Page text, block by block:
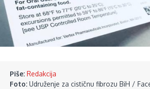
Piše: Redakcija
Foto: Udruženje za cističnu fibrozu BiH /